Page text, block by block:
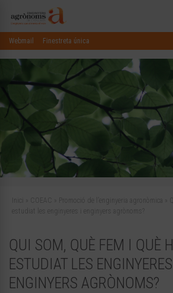
Webmail Finestreta única
Inici COEAC Promoció de l’enginyeria agronòmica
estudiat les enginyeres i enginyers agrònoms?
QUI SOM, QUÈ FEM I QUÈ
ESTUDIAT LES
ENGINYERS AGRÒNOMS?